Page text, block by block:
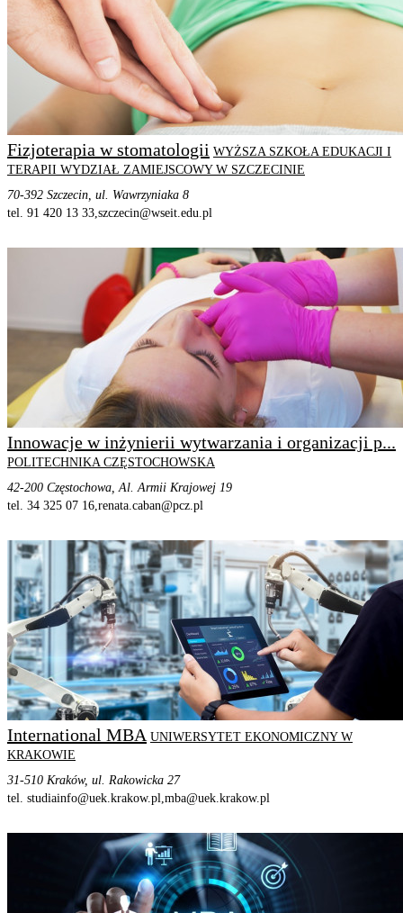
Fizjoterapia w stomatologii WYŻSZA SZKOŁA EDUKACJI I
TERAPII WYDZIAŁ ZAMIEJSCOWY W SZCZECINIE
70-392 Szczecin, ul. Wawrzyniaka 8
tel. 91 420 13 33,szczecin@wseit.edu.pl
Innowacje w inżynierii wytwarzania i organizacji p...
POLITECHNIKA CZĘSTOCHOWSKA
42-200 Częstochowa, Al. Armii Krajowej 19
tel. 34 325 07 16,renata.caban@pcz.pl
International MBA UNIWERSYTET EKONOMICZNY W
KRAKOWIE
31-510 Kraków, ul. Rakowicka 27
tel. studiainfo@uek.krakow.pl,mba@uek.krakow.pl